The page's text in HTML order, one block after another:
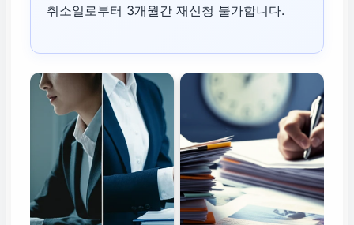
취소일로부터 3개월간 재신청 불가합니다.